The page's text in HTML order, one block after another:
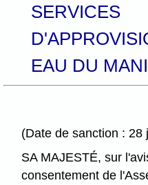
SERVICES
EAU DU
(Date de sanction : 28
SA MAJESTÉ, sur
consentement de